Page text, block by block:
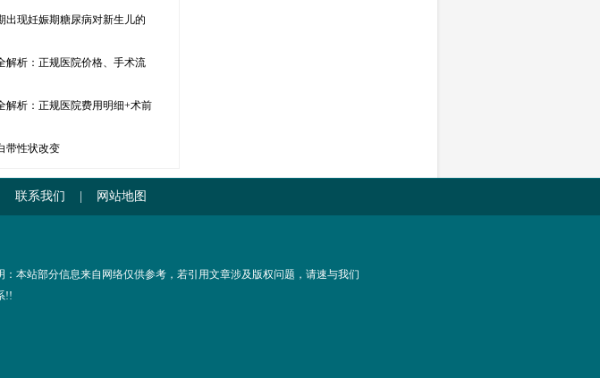
出现妊娠期糖尿病对新生儿的
解析：正规医院价格、手术流
解析：正规医院费用明细+术前
带性状改变
联系我们 网站地图
：本站部分信息来自网络仅供参考，若引用文章涉及版权问题，请速与我们
!!